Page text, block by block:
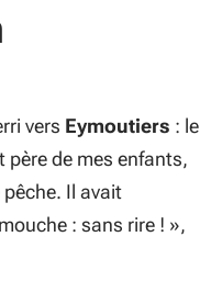
vers Eymoutiers : le
père de mes enfants,
Il avait
: sans rire ! »,